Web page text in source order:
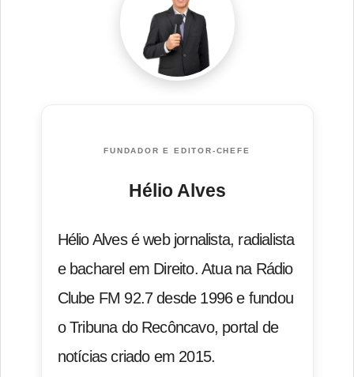
FUNDADOR E EDITOR-CHEFE
Hélio Alves
Hélio Alves é web jornalista, radialista
e bacharel em Direito. Atua na Rádio
Clube FM 92.7 desde 1996 e fundou
o Tribuna do Recôncavo, portal de
notícias criado em 2015.